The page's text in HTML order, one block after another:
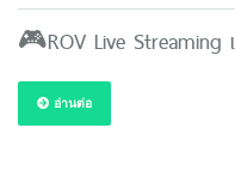
🎮ROV Live Streaming
อ่านต่อ